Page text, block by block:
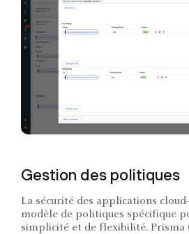
Gestion des politiques
La sécurité des applications
modèle de politiques spécifique
simplicité et de flexibilité. Prisma